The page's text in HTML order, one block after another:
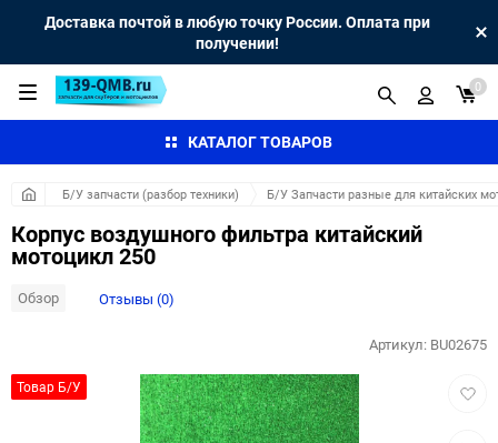
Доставка почтой в любую точку России. Оплата при
получении!
КАТАЛОГ ТОВАРОВ
0
Б/У запчасти (разбор техники) Б/У Запчасти разные для китайских
Корпус воздушного фильтра китайский
мотоцикл 250
Обзор Отзывы (0)
Товар Б/У
Артикул: BU02675